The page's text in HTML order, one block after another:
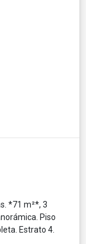
*71 m²*, 3
Piso
Estrato 4.